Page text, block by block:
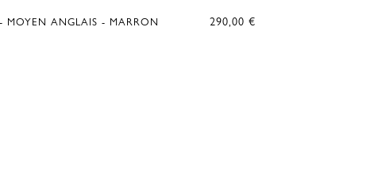
MOYEN ANGLAIS - MARRON 290,00 €